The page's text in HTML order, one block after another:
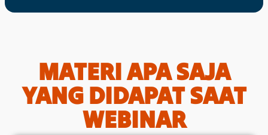
MATERI APA SAJA
YANG DIDAPAT SAAT
WEBINAR